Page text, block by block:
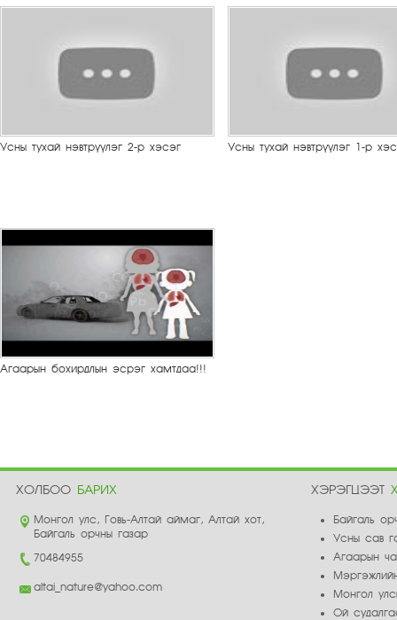
Усны тухай нэвтрүүлэг 2-р хэсэг Усны тухай нэвтрүүлэг 1-р
Агаарын бохирдлын эсрэг хамтдаа!!!
ХОЛБОО БАРИХ
Монгол улс, Говь-Алтай аймаг, Алтай хот,
Байгаль орчны газар
70484955
altai_nature@yahoo.com
ХЭРЭГЦЭЭТ
Байгаль
Усны сав
Агаарын
Монгол
Ой